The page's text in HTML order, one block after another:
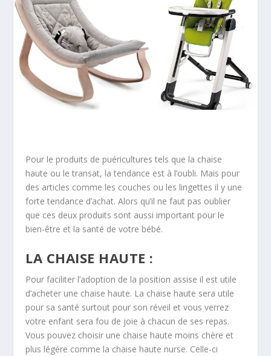
Pour le produits de puéricultures tels que la chaise
haute ou le transat, la tendance est à l’oubli. Mais pour
des articles comme les couches ou les lingettes il y une
forte tendance d’achat. Alors qu’il ne faut pas oublier
que ces deux produits sont aussi important pour le
bien-être et la santé de votre bébé.
LA CHAISE HAUTE :
Pour faciliter l’adoption de la position assise il est utile
d’acheter une chaise haute. La chaise haute sera utile
pour sa santé surtout pour son réveil et vous verrez
votre enfant sera fou de joie à chacun de ses repas.
Vous pouvez choisir une chaise haute moins chère et
plus légére comme la chaise haute nurse. Celle-ci